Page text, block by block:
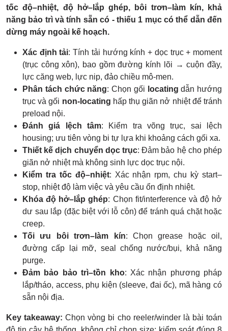
tốc độ–nhiệt, độ hở–lắp ghép, bôi trơn–làm kín, khả
năng bảo trì và tính sẵn có - thiếu 1 mục có thể dẫn đến
dừng máy ngoài kế hoạch.
Xác định tải: Tính tải hướng kính + dọc trục + moment
(trục công xôn), bao gồm đường kính lõi → cuộn đầy,
lực căng web, lực nip, đảo chiều mô-men.
Phân tách chức năng: Chọn gối locating dẫn hướng
trục và gối non-locating hấp thụ giãn nở nhiệt để tránh
preload nội.
Đánh giá lệch tâm: Kiểm tra võng trục, sai lệch
housing; ưu tiên vòng bi tự lựa khi khoảng cách gối xa.
Thiết kế dịch chuyển dọc trục: Đảm bảo hệ cho phép
giãn nở nhiệt mà không sinh lực dọc trục nội.
Kiểm tra tốc độ–nhiệt: Xác nhận rpm, chu kỳ start–
stop, nhiệt độ làm việc và yêu cầu ổn định nhiệt.
Khóa độ hở–lắp ghép: Chọn fit/interference và độ hở
dư sau lắp (đặc biệt với lỗ côn) để tránh quá chặt hoặc
creep.
Tối ưu bôi trơn–làm kín: Chọn grease hoặc oil,
đường cấp lại mỡ, seal chống nước/bụi, khả năng
purge.
Đảm bảo bảo trì–tồn kho: Xác nhận phương pháp
lắp/tháo, access, phụ kiện (sleeve, đai ốc), mã hàng có
sẵn nội địa.
Key takeaway: Chọn vòng bi cho reeler/winder là bài toán